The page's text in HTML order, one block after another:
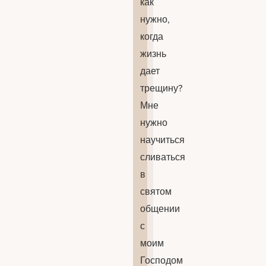
нужно,
когда
жизнь
дает
трещину?
Мне
нужно
научиться
сливаться
в
святом
общении
с
моим
Господом